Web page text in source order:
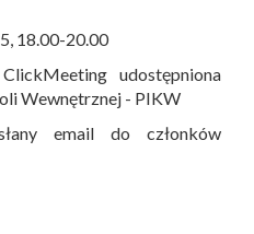
18.00-20.00
udostępniona
Wewnętrznej - PIKW
email do członków